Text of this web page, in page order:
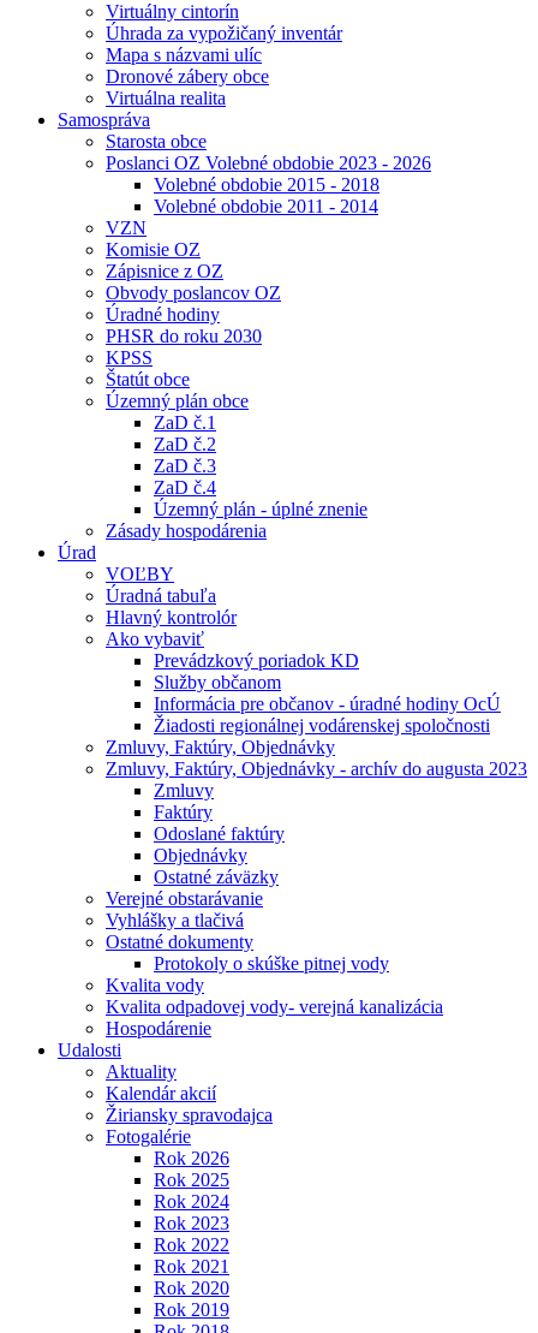
Virtuálny cintorín
Úhrada za vypožičaný inventár
Mapa s názvami ulíc
Dronové zábery obce
Virtuálna realita
Samospráva
Starosta obce
Poslanci OZ Volebné obdobie 2023 - 2026
Volebné obdobie 2015 - 2018
Volebné obdobie 2011 - 2014
VZN
Komisie OZ
Zápisnice z OZ
Obvody poslancov OZ
Úradné hodiny
PHSR do roku 2030
KPSS
Štatút obce
Územný plán obce
ZaD č.1
ZaD č.2
ZaD č.3
ZaD č.4
Územný plán - úplné znenie
Zásady hospodárenia
Úrad
VOĽBY
Úradná tabuľa
Hlavný kontrolór
Ako vybaviť
Prevádzkový poriadok KD
Služby občanom
Informácia pre občanov - úradné hodiny OcÚ
Žiadosti regionálnej vodárenskej spoločnosti
Zmluvy, Faktúry, Objednávky
Zmluvy, Faktúry, Objednávky - archív do augusta 2023
Zmluvy
Faktúry
Odoslané faktúry
Objednávky
Ostatné záväzky
Verejné obstarávanie
Vyhlášky a tlačivá
Ostatné dokumenty
Protokoly o skúške pitnej vody
Kvalita vody
Kvalita odpadovej vody- verejná kanalizácia
Hospodárenie
Udalosti
Aktuality
Kalendár akcií
Žiriansky spravodajca
Fotogalérie
Rok 2026
Rok 2025
Rok 2024
Rok 2023
Rok 2022
Rok 2021
Rok 2020
Rok 2019